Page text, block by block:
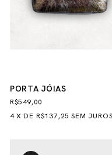
PORTA JÓIAS
R$549,00
4XDE R$137,25 SEM JUROS